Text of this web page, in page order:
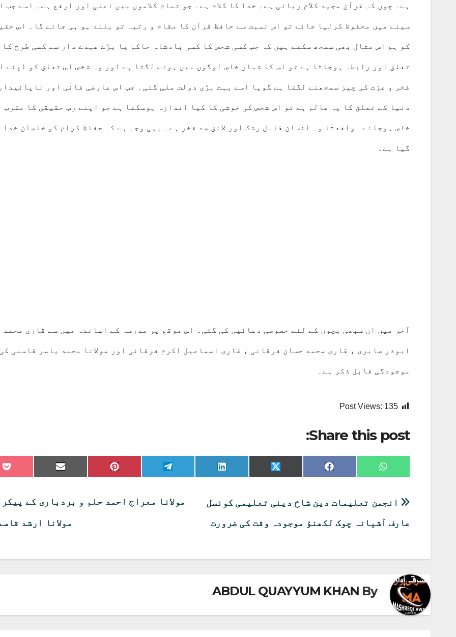
ہے۔ چوں کہ قرآن مجید کلام ربانی ہے۔ خدا کا کلام ہے۔ جو تمام کلاموں میں اعلی اور ارفع ہے۔ اسے جب
سینے میں محفوظ کرلیا جائے تو اس نسبت سے حافظ قرآن کا مقام و رتبہ تو بلند ہو ہی جائے گا۔ اس
کو ہم اس مثال بھی سمجھ سکتے ہیں کہ جب کسی شخص کا کسی بادشاہ حاکم یا بڑے عہدے دار سے کسی طرح کا
تعلق اور رابطہ ہوجاتا ہے تو اس کا شمار خاص لوگوں میں ہونے لگتا ہے اور وہ شخص اس تعلق کو اپنے
فخر و عزت کی چیز سمجھنے لگتا ہے گویا اسے بہت بڑی دولت ملی گئی۔ جب اس عارضی فانی اور ناپائیدار
دنیا کے تعلق کا یہ عالم ہے تو اس شخص کی خوشی کا کیا اندازہ ہوسکتا ہے جو اپنے رب حقیقی کا مقرب
خاص ہوجائے۔ واقعتا وہ انسان قابل رشک اور لائق صد فخر ہے۔ یہی وجہ ہے کہ حفاظ کرام کو خاصان خدا
گیا ہے۔
آخر میں ان سبھی بچوں کے لئے خصوصی دعائیں کی گئی۔ اس موقع پر مدرسہ کے اساتذہ میں سے قاری محمد
ابوذر صابری ، قاری محمد حسان فرقانی ، قاری اسماعیل اکرم فرقانی اور مولانا محمد یاسر قاسمی کی
موجودگی قابل ذکر ہے۔
Post Views: 135
Share this post:
Share
on
Share
on
Share
on
Share
on
Share
on
Share
on
Share
on
پوسٹوں
کی
مولانا معراج احمد حلم و بردباری کے
مولانا ارشد
انجمن تعلیمات دین شاخ دینی تعلیمی کونسل
عارف آشیانہ چوک لکھنؤ موجودہ وقت کی ضرورت
By
ABDUL QUAYYUM KHAN